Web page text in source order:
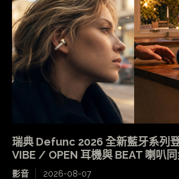
瑞典 Defunc 2026 全新藍牙系列
VIBE / OPEN 耳機與 BEAT 喇叭
影音 2026-08-07